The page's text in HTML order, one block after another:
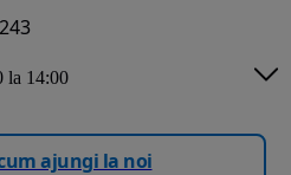
la 14:00
ajungi la noi